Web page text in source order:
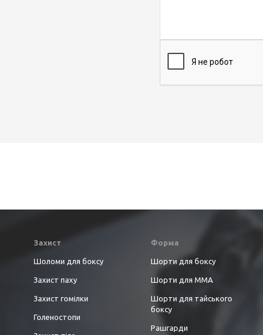
Захист
Шоломи для боксу
Захист паху
Захист гомілки
Голеностопи
Форма
Шорти для боксу
Шорти для ММА
Шорти для тайського
боксу
Рашгарди